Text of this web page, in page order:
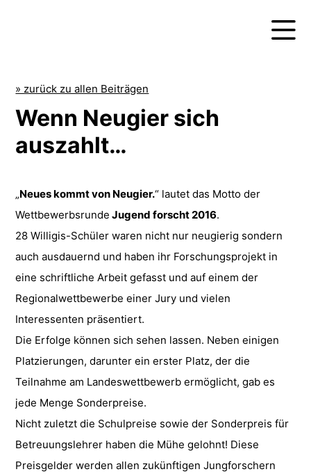
» zurück zu allen Beiträgen
Wenn Neugier sich
auszahlt…
„Neues kommt von Neugier.“ lautet das Motto der
Wettbewerbsrunde Jugend forscht 2016.
28 Willigis-Schüler waren nicht nur neugierig sondern
auch ausdauernd und haben ihr Forschungsprojekt in
eine schriftliche Arbeit gefasst und auf einem der
Regionalwettbewerbe einer Jury und vielen
Interessenten präsentiert.
Die Erfolge können sich sehen lassen. Neben einigen
Platzierungen, darunter ein erster Platz, der die
Teilnahme am Landeswettbewerb ermöglicht, gab es
jede Menge Sonderpreise.
Nicht zuletzt die Schulpreise sowie der Sonderpreis für
Betreuungslehrer haben die Mühe gelohnt! Diese
Preisgelder werden allen zukünftigen Jungforschern